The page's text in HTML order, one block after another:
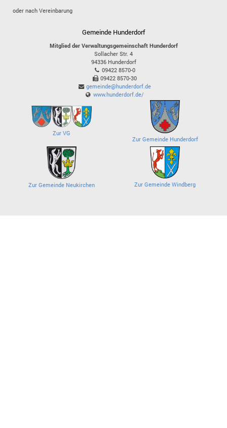
oder nach Vereinbarung
Gemeinde Hunderdorf
Mitglied der Verwaltungsgemeinschaft Hunderdorf
Sollacher Str. 4
94336 Hunderdorf
09422 8570-0
09422 8570-30
gemeinde@hunderdorf.de
www.hunderdorf.de/
Zur VG
Zur Gemeinde Hunderdorf
Zur Gemeinde Neukirchen Zur Gemeinde Windberg